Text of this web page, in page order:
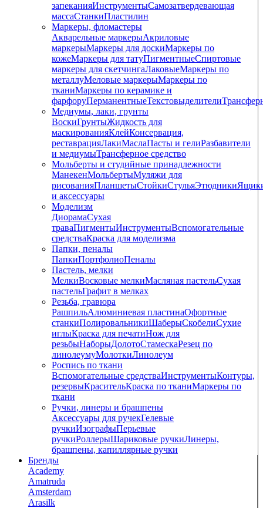
запеканияИнструментыСамозатвердевающая
массаСтанкиПластилин
Маркеры, фломастеры
Акварельные маркерыАкриловые
маркерыМаркеры для доскиМаркеры по
кожеМаркеры для татуПигментныеCпиртовые
маркеры для скетчингаЛаковыеМаркеры по
металлуМеловые маркерыМаркеры по
тканиМаркеры по керамике и
фарфоруПерманентныеТекстовыделители
Медиумы, лаки, грунты
ВоскиГрунтыЖидкость для
маскированияКлейКонсервация,
реставрацияЛакиМаслаПасты и гелиРазбавители
и медиумыТрансферное средство
Мольберты и студийные принадлежности
МанекенМольбертыМуляжи для
рисованияПланшетыСтойкиСтульяЭтюдники
и аксессуары
Моделизм
ДиорамаСухая
траваПигментыИнструментыВспомогательные
средстваКраска для моделизма
Папки, пеналы
ПапкиПортфолиоПеналы
Пастель, мелки
МелкиВосковые мелкиМасляная пастельСухая
пастельГрафит в мелках
Резьба, гравюра
РашпильАлюминиевая пластинаОфортные
станкиПолировальникиШаберыСкобелиСухие
иглыКраска для печатиНож для
резьбыНаборыДолотоСтамескаРезец по
линолеумуМолоткиЛинолеум
Роспись по ткани
Вспомогательные средстваИнструментыКонтуры,
резервыКрасительКраска по тканиМаркеры по
ткани
Ручки, линеры и брашпены
Аксессуары для ручекГелевые
ручкиИзографыПерьевые
ручкиРоллерыШариковые ручкиЛинеры,
брашпены, капиллярные ручки
Бренды
Academy
Amatruda
Amsterdam
Arasilk